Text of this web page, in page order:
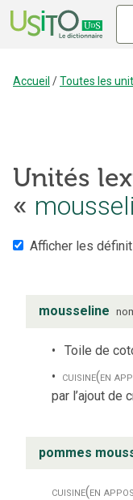
Accueil /Toutes les
Unités
«
Afficher les
mousseline
Toile de
cuisine(en
par l’ajout de
pommes
cuisine(en